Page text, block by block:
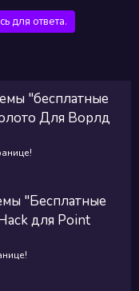
для ответа.
"бесплатные
Для Ворлд
"Бесплатные
для Point